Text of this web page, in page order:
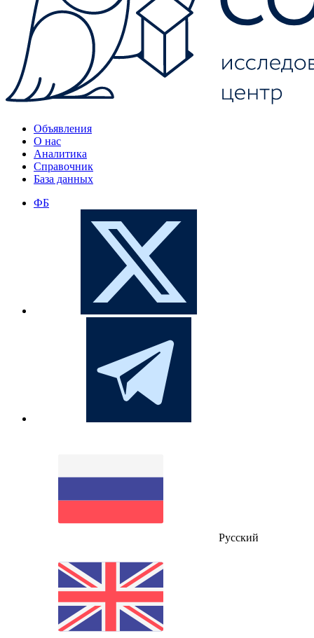
Объявления
О нас
Аналитика
Справочник
База данных
ФБ
Русский